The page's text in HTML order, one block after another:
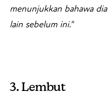
menunjukkan bahawa
lain sebelum ini."
3.Lembut